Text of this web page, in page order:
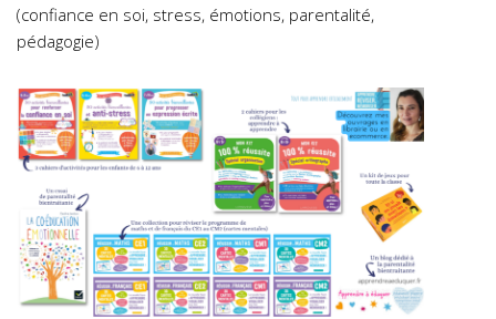
(confiance en soi, stress, émotions, parentalité,
pédagogie)